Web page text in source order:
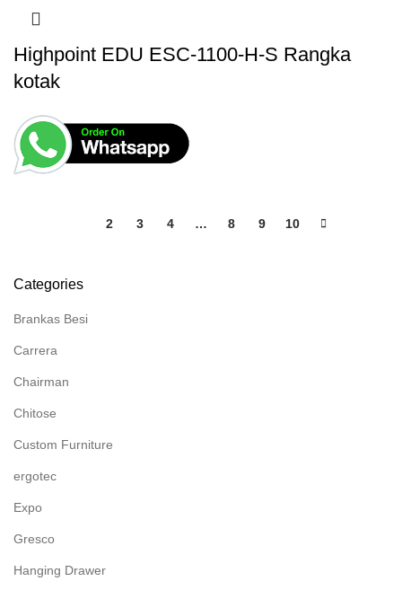
Categories
Brankas Besi
Carrera
Chairman
Chitose
Custom Furniture
ergotec
Expo
Gresco
Hanging Drawer
Highpoint EDU ESC-1100-H-S Rangka
kotak
2 3 4 … 8 9 10